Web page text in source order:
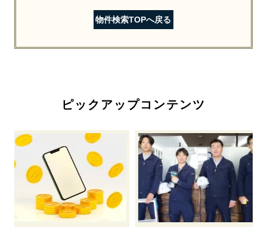
物件検索TOPへ戻る
ピックアップコンテンツ